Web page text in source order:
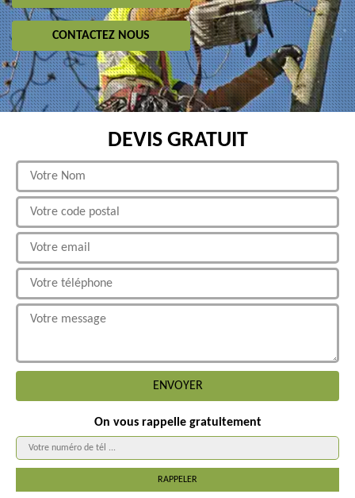
CONTACTEZ NOUS
DEVIS GRATUIT
On vous rappelle gratuitement